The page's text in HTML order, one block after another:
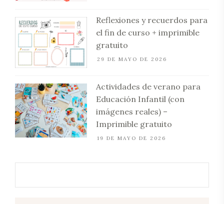
Reflexiones y recuerdos para
el fin de curso + imprimible
gratuito
29 DE MAYO DE 2026
Actividades de verano para
Educación Infantil (con
imágenes reales) –
Imprimible gratuito
19 DE MAYO DE 2026